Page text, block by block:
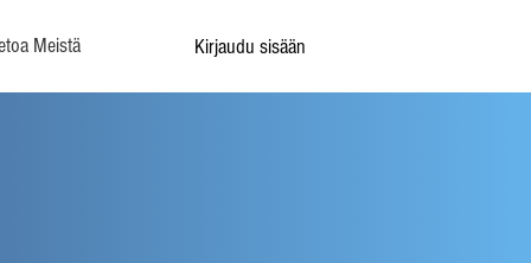
Meistä Kirjaudu sisään